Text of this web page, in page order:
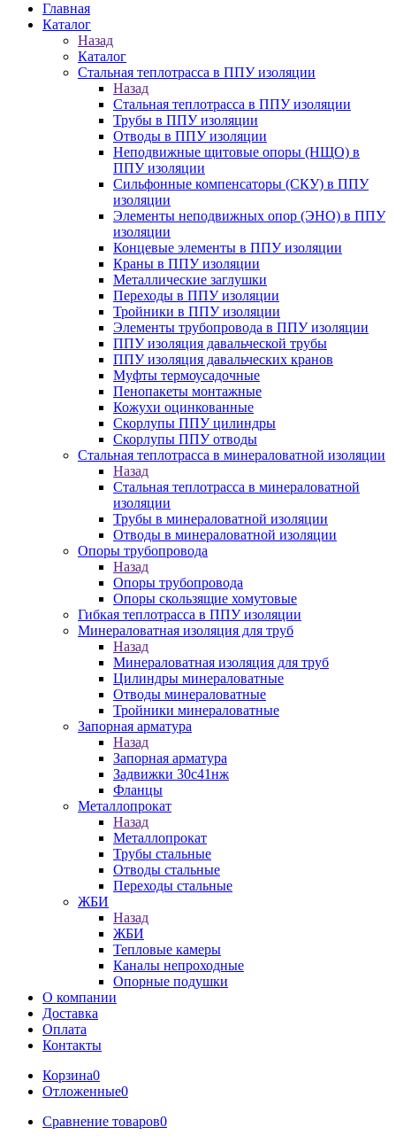
Главная
Каталог
Назад
Каталог
Стальная теплотрасса в ППУ изоляции
Назад
Стальная теплотрасса в ППУ изоляции
Трубы в ППУ изоляции
Отводы в ППУ изоляции
Неподвижные щитовые опоры (НЩО) в
ППУ изоляции
Cильфонные компенсаторы (СКУ) в ППУ
изоляции
Элементы неподвижных опор (ЭНО) в ППУ
изоляции
Концевые элементы в ППУ изоляции
Краны в ППУ изоляции
Металлические заглушки
Переходы в ППУ изоляции
Тройники в ППУ изоляции
Элементы трубопровода в ППУ изоляции
ППУ изоляция давальческой трубы
ППУ изоляция давальческих кранов
Муфты термоусадочные
Пенопакеты монтажные
Кожухи оцинкованные
Скорлупы ППУ цилиндры
Скорлупы ППУ отводы
Стальная теплотрасса в минераловатной изоляции
Назад
Стальная теплотрасса в минераловатной
изоляции
Трубы в минераловатной изоляции
Отводы в минераловатной изоляции
Опоры трубопровода
Назад
Опоры трубопровода
Опоры скользящие хомутовые
Гибкая теплотрасса в ППУ изоляции
Минераловатная изоляция для труб
Назад
Минераловатная изоляция для труб
Цилиндры минераловатные
Отводы минераловатные
Тройники минераловатные
Запорная арматура
Назад
Запорная арматура
Задвижки 30с41нж
Фланцы
Металлопрокат
Назад
Металлопрокат
Трубы стальные
Отводы стальные
Переходы стальные
ЖБИ
Назад
ЖБИ
Тепловые камеры
Каналы непроходные
Опорные подушки
О компании
Доставка
Оплата
Контакты
Корзина0
Отложенные0
Сравнение товаров0